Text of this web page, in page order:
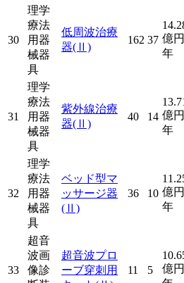
30
理学
療法
用器
械器
具
低周波治療
器(Ⅱ)
162 37 億
年
31
理学
療法
用器
械器
具
紫外線治療
器(Ⅱ)
40 14 億
年
32
理学
療法
用器
械器
具
ベッド型マ
ッサージ器
(Ⅱ)
36 10 億
年
33
超音
波画
像診
超音波プロ
ーブ穿刺用
11 5
億